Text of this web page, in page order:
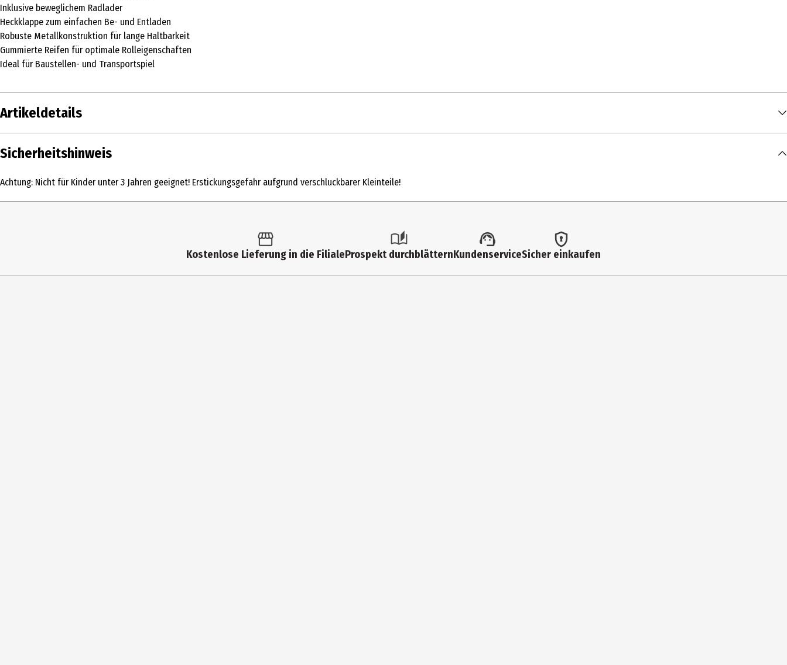
Inklusive beweglichem Radlader
Heckklappe zum einfachen Be- und Entladen
Robuste Metallkonstruktion für lange Haltbarkeit
Gummierte Reifen für optimale Rolleigenschaften
Ideal für Baustellen- und Transportspiel
Artikeldetails
Inhalt
Sieper GmbH
Sicherheitshinweis
Achtung: Nicht für Kinder unter 3 Jahren geeignet! Erstickungsgefahr aufgrund verschluckbarer Kleinteile!
Kostenlose Lieferung in die FilialeProspekt durchblätternKundenserviceSicher einkaufen